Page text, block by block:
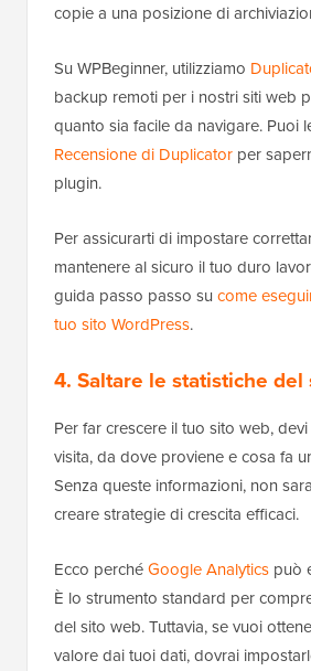
copie a una posizione di
Su WPBeginner, utilizziamo
backup remoti per i nostri siti web
quanto sia facile da navigare. Puoi
Recensione di Duplicator per
plugin.
Per assicurarti di impostare
mantenere al sicuro il tuo duro
guida passo passo su come
tuo sito WordPress.
4. Saltare le statistiche
Per far crescere il tuo sito web,
visita, da dove proviene e cosa fa
Senza queste informazioni, non
creare strategie di crescita efficaci.
Ecco perchéGoogle Analytics può
È lo strumento standard per
del sito web. Tuttavia, se vuoi
valore dai tuoi dati, dovrai